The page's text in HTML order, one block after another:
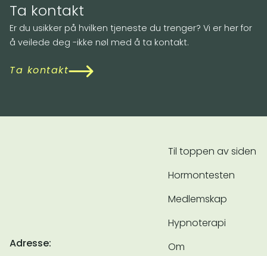
Ta kontakt
Er du usikker på hvilken tjeneste du trenger? Vi er her for
å veilede deg -ikke nøl med å ta kontakt.
Ta kontakt
Adresse:
Til toppen av siden
Hormontesten
Medlemskap
Hypnoterapi
Om